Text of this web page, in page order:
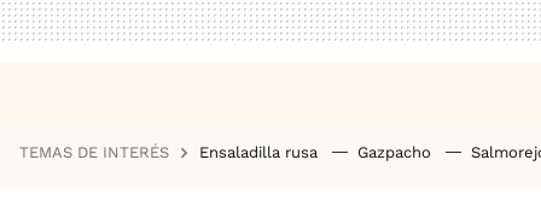
TEMAS DE INTERÉS Ensaladilla rusa Gazpacho